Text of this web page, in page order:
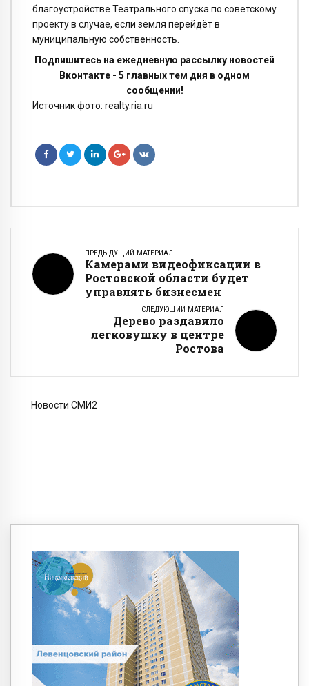
благоустройстве Театрального спуска по советскому
проекту в случае, если земля перейдёт в
муниципальную собственность.
Подпишитесь на ежедневную рассылку новостей
Вконтакте - 5 главных тем дня в одном
сообщении!
Источник фото: realty.ria.ru
ПРЕДЫДУЩИЙ МАТЕРИАЛ
Камерами видеофиксации в
Ростовской области будет
управлять бизнесмен
СЛЕДУЮЩИЙ МАТЕРИАЛ
Дерево раздавило
легковушку в центре
Ростова
Новости СМИ2